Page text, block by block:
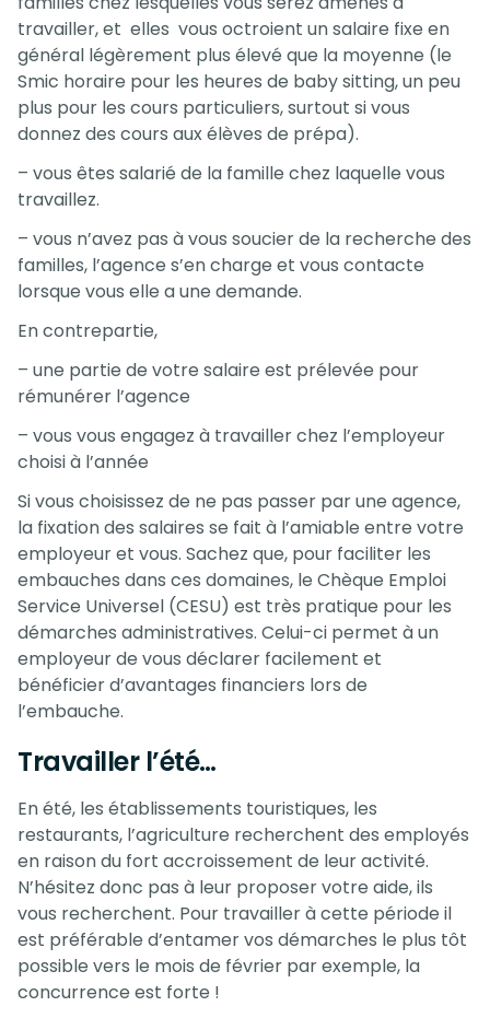
travailler, et elles vous octroient un salaire fixe en
général légèrement plus élevé que la moyenne (le
Smic horaire pour les heures de baby sitting, un peu
plus pour les cours particuliers, surtout si vous
donnez des cours aux élèves de prépa).
– vous êtes salarié de la famille chez laquelle vous
travaillez.
– vous n’avez pas à vous soucier de la recherche des
familles, l’agence s’en charge et vous contacte
lorsque vous elle a une demande.
En contrepartie,
– une partie de votre salaire est prélevée pour
rémunérer l’agence
– vous vous engagez à travailler chez l’employeur
choisi à l’année
Si vous choisissez de ne pas passer par une agence,
la fixation des salaires se fait à l’amiable entre votre
employeur et vous. Sachez que, pour faciliter les
embauches dans ces domaines, le Chèque Emploi
Service Universel (CESU) est très pratique pour les
démarches administratives. Celui-ci permet à un
employeur de vous déclarer facilement et
bénéficier d’avantages financiers lors de
l’embauche.
Travailler l’été…
En été, les établissements touristiques, les
restaurants, l’agriculture recherchent des employés
en raison du fort accroissement de leur activité.
N’hésitez donc pas à leur proposer votre aide, ils
vous recherchent. Pour travailler à cette période il
est préférable d’entamer vos démarches le plus tôt
possible vers le mois de février par exemple, la
concurrence est forte !